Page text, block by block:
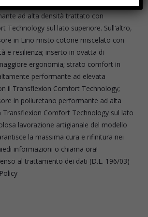
Memored HC; strato ad alto spessore in
ad alta densità trattato con
Technology sul lato superiore. Sull’altro,
in Lino misto cotone miscelato con
e resilienza; inserto in ovatta di
ergonomia; strato comfort in
performante ad elevata
il Transflexion Comfort Technology;
in poliuretano performante ad alta
Comfort Technology sul lato
lavorazione artigianale del modello
la massima cura e rifinitura nei
informazioni o chiama ora!
al trattamento dei dati (D.L. 196/03)